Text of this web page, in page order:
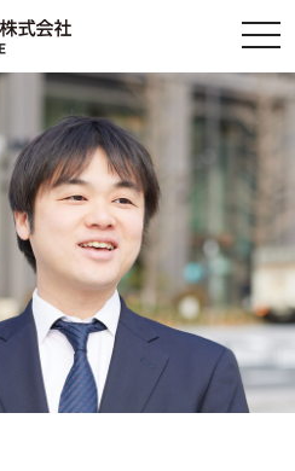
t
g
v
g
a
t
i